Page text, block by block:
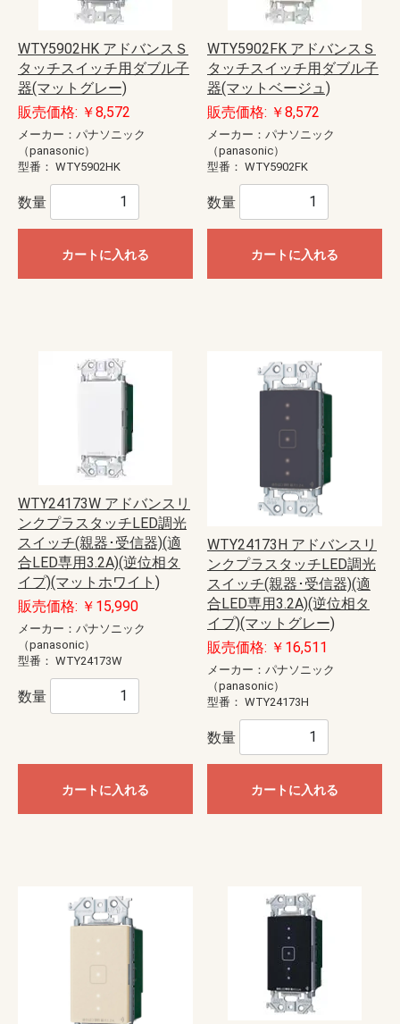
WTY5902HK アドバンスＳ
タッチスイッチ用ダブル子
器(マットグレー)
販売価格: ￥8,572
メーカー：パナソニック
（panasonic）
型番： WTY5902HK
数量
カートに入れる
WTY5902FK アドバンスＳ
タッチスイッチ用ダブル子
器(マットベージュ)
販売価格: ￥8,572
メーカー：パナソニック
（panasonic）
型番： WTY5902FK
数量
カートに入れる
WTY24173W アドバンスリ
ンクプラスタッチLED調光
スイッチ(親器･受信器)(適
合LED専用3.2A)(逆位相タ
イプ)(マットホワイト)
販売価格: ￥15,990
メーカー：パナソニック
（panasonic）
型番： WTY24173W
数量
カートに入れる
WTY24173H アドバンスリ
ンクプラスタッチLED調光
スイッチ(親器･受信器)(適
合LED専用3.2A)(逆位相タ
イプ)(マットグレー)
販売価格: ￥16,511
メーカー：パナソニック
（panasonic）
型番： WTY24173H
数量
カートに入れる